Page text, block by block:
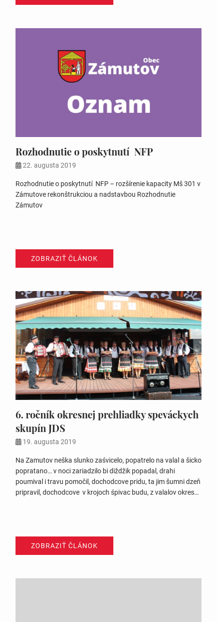
Rozhodnutie o poskytnutí NFP
22. augusta 2019
Rozhodnutie o poskytnutí NFP – rozšírenie kapacity Mš 301 v
Zámutove rekonštrukciou a nadstavbou Rozhodnutie
Zámutov
ZOBRAZIŤ ČLÁNOK
6. ročník okresnej prehliadky speváckych
skupín JDS
19. augusta 2019
Na Zamutov neška slunko zaśvicelo, popatrelo na valal a šicko
popratano… v noci zariadzilo bi diždžik popadal, drahi
poumival i travu pomočil, dochodcove pridu, ta jim šumni dzeň
pripravil, dochodcove v krojoch śpivac budu, z valalov okresu
ZOBRAZIŤ ČLÁNOK